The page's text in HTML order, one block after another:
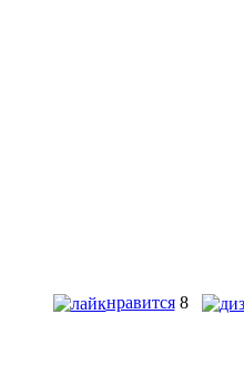
нравится 8